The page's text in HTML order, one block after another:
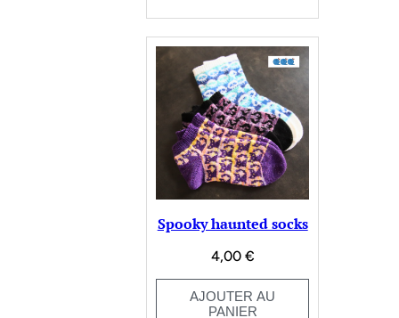
Spooky haunted socks
4,00 €
AJOUTER AU
PANIER